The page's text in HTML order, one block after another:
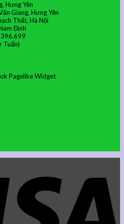
Hưng Yên
Giang, Hưng Yên
Thất, Hà Nội
Định
Tuấn)